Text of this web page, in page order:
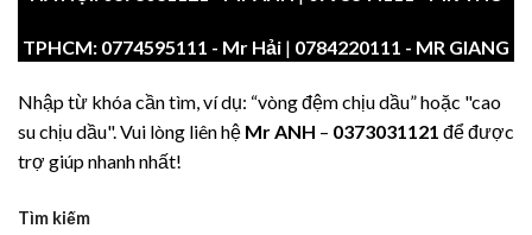
TPHCM: 0774595111 - Mr Hải | 0784220111 - MR GIANG
Nhập từ khóa cần tìm, ví dụ: “vòng đệm chịu dầu” hoặc "cao
su chịu dầu". Vui lòng liên hệ Mr ANH – 0373031121 để được
trợ giúp nhanh nhất!
Tìm kiếm